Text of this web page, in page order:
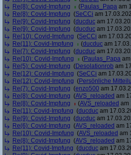
Re(8): Covid-Impfung
(Paulas_Papa am
Re(8): Covid-Impfung (SeCCi am
Re(9): Covid-Impfung (ducduc am
Re(9): Covid-Impfung (ducduc am
Re(10): Covid-Impfung (SeCCi am
Re(11): Covid-Impfung
(ducduc am
Re(7): Covid-Impfung (ducduc am
Re(10): Covid-Impfung
(Paulas_Papa
Re(5): Covid-Impfung (Desolationrob am
Re(12): Covid-Impfung (SeCCi am
Re(12): Covid-Impfung (Persönliche
Re(7): Covid-Impfung (enzo500 am
Re(8): Covid-Impfung (AVS_reloaded am
Re(8): Covid-Impfung
(AVS_reloaded am
Re(11): Covid-Impfung (ducduc am
Re(9): Covid-Impfung (ducduc am
Re(6): Covid-Impfung (AVS_reloaded am
Re(10): Covid-Impfung (AVS_reloaded am
Re(8): Covid-Impfung (AVS_reloaded am
Re(11): Covid-Impfung (ducduc am